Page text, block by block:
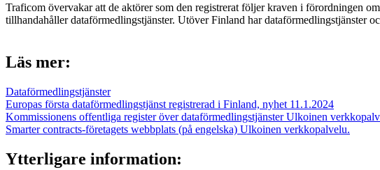
Traficom övervakar att de aktörer som den registrerat följer kraven i förordningen
tillhandahåller dataförmedlingstjänster. Utöver Finland har dataförmedlingstjänster
Läs mer:
Dataförmedlingstjänster
Europas första dataförmedlingstjänst registrerad i Finland, nyhet 11.1.2024
Kommissionens offentliga register över dataförmedlingstjänster Ulkoinen
Smarter contracts-företagets webbplats (på engelska) Ulkoinen verkkopalvelu.
Ytterligare information: